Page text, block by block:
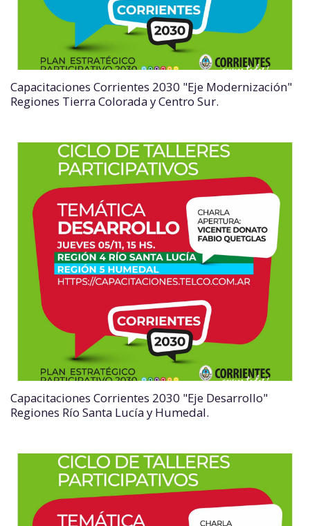
Capacitaciones Corrientes 2030 "Eje Modernización"
Regiones Tierra Colorada y Centro Sur.
Capacitaciones Corrientes 2030 "Eje Desarrollo"
Regiones Río Santa Lucía y Humedal.